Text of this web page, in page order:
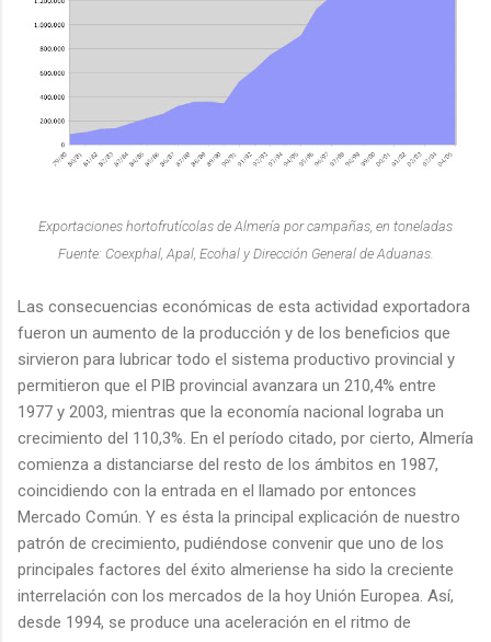
Exportaciones hortofrutícolas de Almería por campañas, en toneladas
Fuente: Coexphal, Apal, Ecohal y Dirección General de Aduanas.
Las consecuencias económicas de esta actividad exportadora
fueron un aumento de la producción y de los beneficios que
sirvieron para lubricar todo el sistema productivo provincial y
permitieron que el PIB provincial avanzara un 210,4% entre
1977 y 2003, mientras que la economía nacional lograba un
crecimiento del 110,3%. En el período citado, por cierto, Almería
comienza a distanciarse del resto de los ámbitos en 1987,
coincidiendo con la entrada en el llamado por entonces
Mercado Común. Y es ésta la principal explicación de nuestro
patrón de crecimiento, pudiéndose convenir que uno de los
principales factores del éxito almeriense ha sido la creciente
interrelación con los mercados de la hoy Unión Europea. Así,
desde 1994, se produce una aceleración en el ritmo de